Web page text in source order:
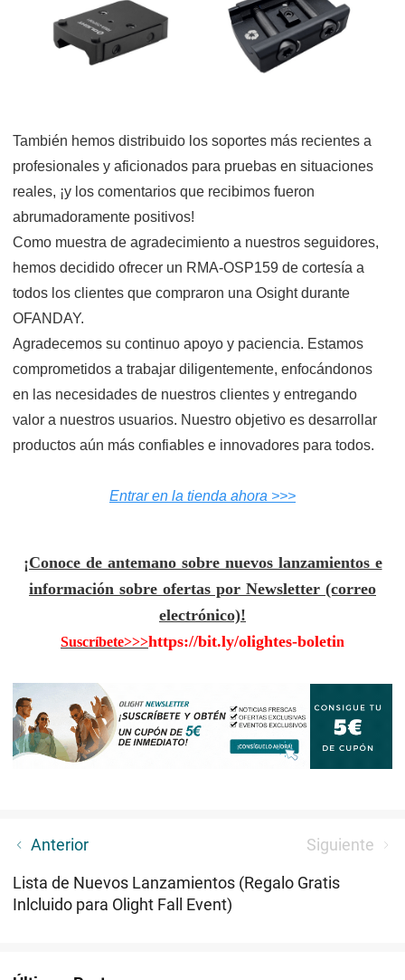
También hemos distribuido los soportes más recientes a
profesionales y aficionados para pruebas en situaciones
reales, ¡y los comentarios que recibimos fueron
abrumadoramente positivos!
Como muestra de agradecimiento a nuestros seguidores,
hemos decidido ofrecer un RMA-OSP159 de cortesía a
todos los clientes que compraron una Osight durante
OFANDAY.
Agradecemos su continuo apoyo y paciencia. Estamos
comprometidos a trabajar diligentemente, enfocándonos
en las necesidades de nuestros clientes y entregando
valor a nuestros usuarios. Nuestro objetivo es desarrollar
productos aún más confiables e innovadores para todos.
Entrar en la tienda ahora >>>
¡Conoce de antemano sobre nuevos lanzamientos e
información sobre ofertas por Newsletter (correo
electrónico)!
Suscríbete>>>https://bit.ly/olightes-boletin
Anterior Siguiente
Pionero en Estilo: Linterna Potente con nuevo
Lista de Nuevos Lanzamientos (Regalo Gratis
Inlcluido para Olight Fall Event)